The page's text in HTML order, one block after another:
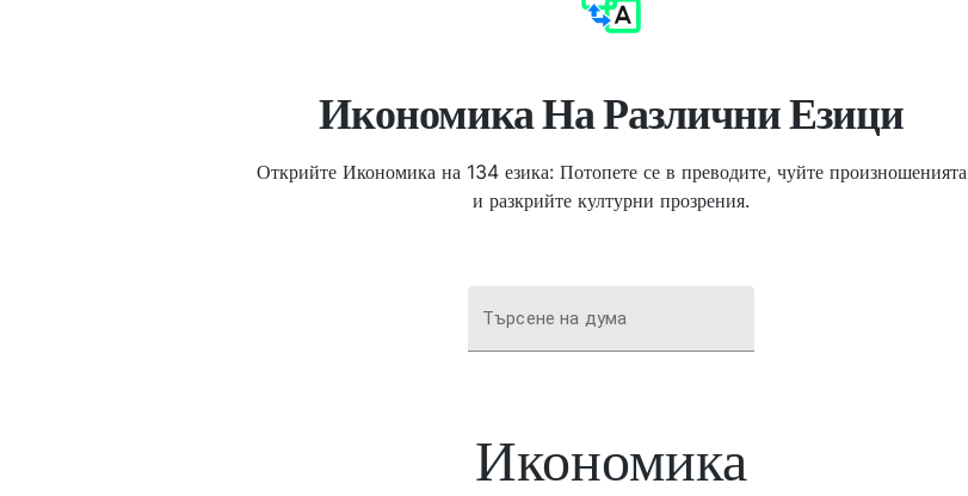
Икономика На Различни Езици
Открийте Икономика на 134 езика: Потопете се в преводите, чуйте произношенията
и разкрийте културни прозрения.
Търсене на дума
Икономика